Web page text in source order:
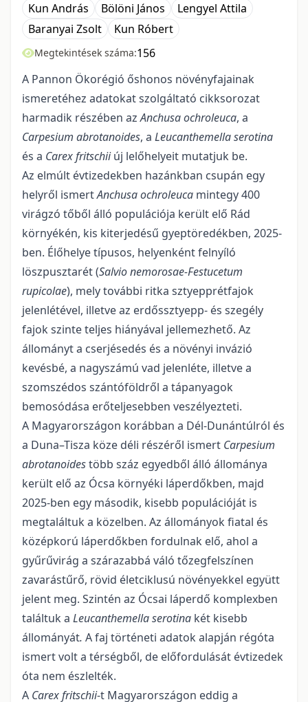
Kun András Bölöni János
Lengyel Attila
Baranyai Zsolt
Kun Róbert
Megtekintések száma:156
A Pannon Ökorégió őshonos növényfajainak
ismeretéhez adatokat szolgáltató cikkso­ro­zat
harmadik részében azAnchusa ochroleuca, a
Carpesium abrotanoides, a Leucanthemella serotina
és a Carex fritschiiúj lelőhelyeit mutatjuk be.
Az elmúlt évtizedekben hazánkban csupán egy
helyről ismertAnchusa ochroleuca mintegy 400
virág­zó tőből álló populációja került elő Rád
környékén, kis kiterjedésű gyeptöredékben, 2025-
ben. Élőhe­lye típusos, helyenként felnyíló
löszpusztarét (Salvio nemorosae-Festucetum
rupicolae), mely további ritka sztyepprétfajok
jelenlétével, illetve az erdőssztyepp- és szegély
fajok szinte teljes hiányával jel­lemezhető. Az
állományt a cserjésedés és a növényi invázió
kevésbé, a nagyszámú vad jelenléte, illetve a
szomszédos szántóföldről a tápanyagok
bemosódása erőteljesebben veszélyezteti.
A Magyarországon korábban a Dél-Dunántúlról és
a Duna–Tisza köze déli részéről ismert Carpesium
abrotanoidestöbb száz egyedből álló állománya
került elő az Ócsa környéki láperdőkben, majd
2025-ben egy második, kisebb populációját is
megtaláltuk a közelben. Az állományok fiatal és
közép­korú láperdőkben fordulnak elő, ahol a
gyűrűvirág a szárazabbá váló tőzegfelszínen
zavarástűrő, rö­vid életciklusú növényekkel együtt
jelent meg. Szintén az Ócsai láperdő komplexben
találtuk a Leu­canthemella serotina két kisebb
állományát. A faj történeti adatok alapján régóta
ismert volt a térség­ből, de előfordulását évtizedek
óta nem észlelték.
A Carex fritschii-t Magyarországon eddig a